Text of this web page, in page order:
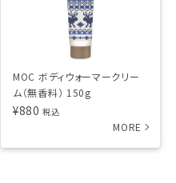
MOC ボディウォーマークリー
ム（無香料） 150g
¥880 税込